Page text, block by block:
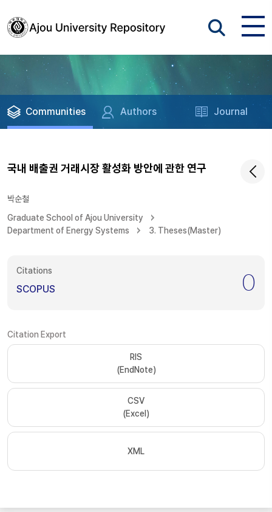
Communities Authors Journal
국내 배출권 거래시장 활성화 방안에 관한 연구
박순철
Graduate School of Ajou University
Department of Energy Systems
3. Theses(Master)
Citations
SCOPUS 0
Citation Export
RIS
(EndNote)
CSV
(Excel)
XML